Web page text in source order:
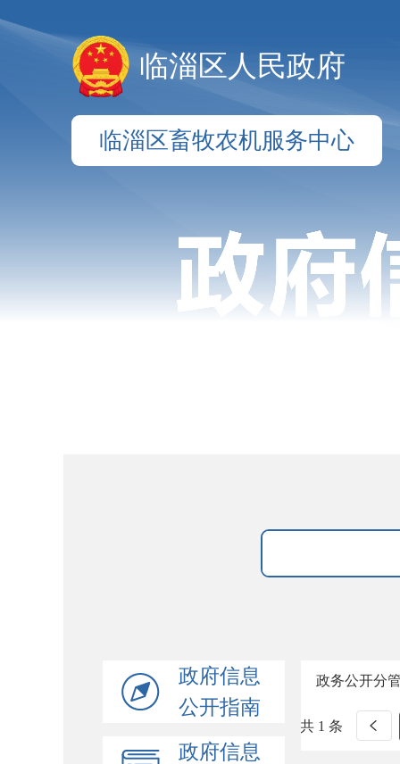
临淄区人民政府
临淄区畜牧农机服务中心
政府信息
公开指南
政府信息
政务公开分
共 1 条